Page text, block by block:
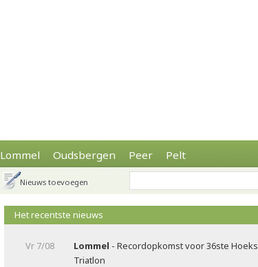
Lommel Oudsbergen Peer Pelt
Nieuws toevoegen
Het recentste nieuws
Vr 7/08 Lommel - Recordopkomst voor 36ste Hoeks
Triatlon